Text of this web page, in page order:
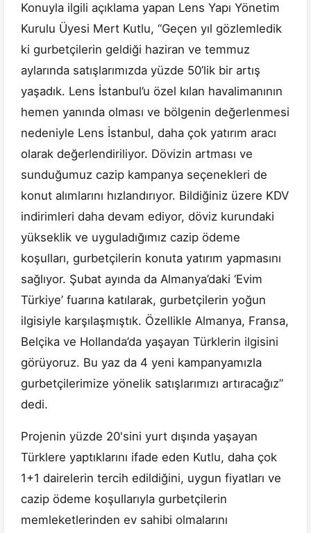
Konuyla ilgili açıklama yapan Lens Yapı Yönetim
Kurulu Üyesi Mert Kutlu, “Geçen yıl gözlemledik
ki gurbetçilerin geldiği haziran ve temmuz
aylarında satışlarımızda yüzde 50’lik bir artış
yaşadık. Lens İstanbul’u özel kılan havalimanının
hemen yanında olması ve bölgenin değerlenmesi
nedeniyle Lens İstanbul, daha çok yatırım aracı
olarak değerlendiriliyor. Dövizin artması ve
sunduğumuz cazip kampanya seçenekleri de
konut alımlarını hızlandırıyor. Bildiğiniz üzere KDV
indirimleri daha devam ediyor, döviz kurundaki
yükseklik ve uyguladığımız cazip ödeme
koşulları, gurbetçilerin konuta yatırım yapmasını
sağlıyor. Şubat ayında da Almanya’daki ‘Evim
Türkiye’ fuarına katılarak, gurbetçilerin yoğun
ilgisiyle karşılaşmıştık. Özellikle Almanya, Fransa,
Belçika ve Hollanda’da yaşayan Türklerin ilgisini
görüyoruz. Bu yaz da 4 yeni kampanyamızla
gurbetçilerimize yönelik satışlarımızı artıracağız”
dedi.
Projenin yüzde 20'sini yurt dışında yaşayan
Türklere yaptıklarını ifade eden Kutlu, daha çok
1+1 dairelerin tercih edildiğini, uygun fiyatları ve
cazip ödeme koşullarıyla gurbetçilerin
memleketlerinden ev sahibi olmalarını